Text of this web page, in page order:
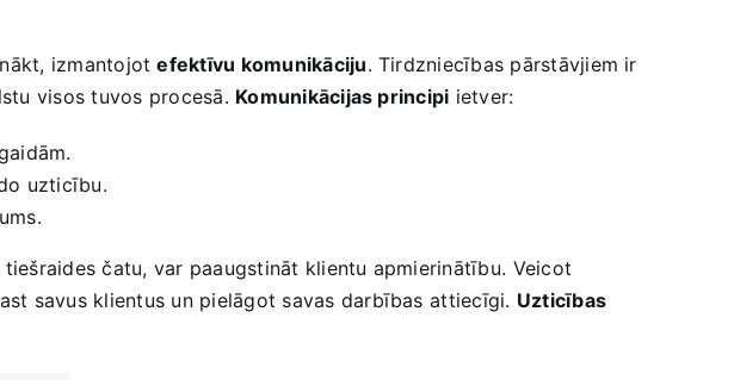
izmantojot​efektīvu komunikāciju. Tirdzniecības pārstāvjiem ir
visos tuvos ⁢procesā. Komunikācijas principi ietver:
uzticību.
čatu, var ⁢paaugstināt klientu apmierinātību.⁢ Veicot
savus klientus ⁢un pielāgot savas darbības⁣ attiecīgi. Uzticības